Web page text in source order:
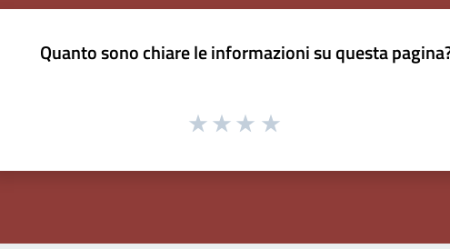
Quanto sono chiare le informazioni su questa